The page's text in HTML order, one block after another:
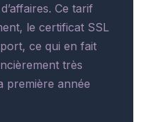
Ce tarif
le certificat SSL
ce qui en fait
très
première année